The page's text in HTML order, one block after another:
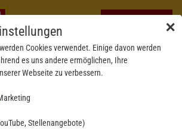
✕
Cookies verwendet. Einige davon werden
es uns andere ermöglichen, Ihre
Webseite zu verbessern.
Stellenangebote)